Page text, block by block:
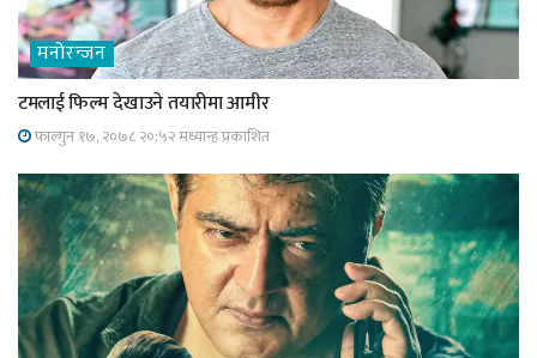
मनोरन्जन
टमलाई फिल्म देखाउने तयारीमा आमीर
फाल्गुन १७, २०७८ २०;५२ मध्यान्ह प्रकाशित